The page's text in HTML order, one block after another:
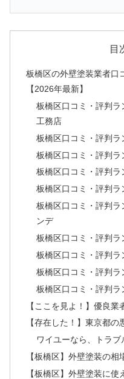
目
板橋区の外壁塗装業者口
【2026年最新】
板橋区口コミ・評判
工務店
板橋区口コミ・評判
板橋区口コミ・評判
板橋区口コミ・評判
板橋区口コミ・評判
板橋区口コミ・評判
ンデ
板橋区口コミ・評判
板橋区口コミ・評判ラ
板橋区口コミ・評判
板橋区口コミ・評判
【ここを見よ！】優良業
【存在した！】東京都の
ワイユーなら、トラブ
【板橋区】外壁塗装の相
【板橋区】外壁塗装に使